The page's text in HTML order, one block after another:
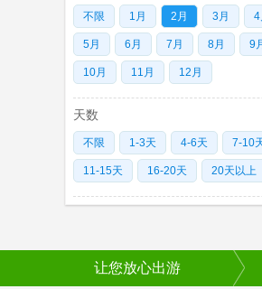
不限 1月 2月 3月 4
5月 6月 7月 8月 9
10月 11月 12月
天数
不限 1-3天 4-6天 7-10
11-15天 16-20天 20天以上
让您放心出游